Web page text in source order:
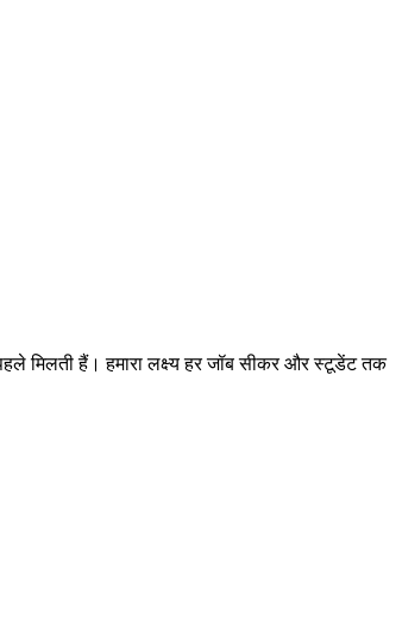
मिलती हैं। हमारा लक्ष्य हर जॉब सीकर और स्टूडेंट तक